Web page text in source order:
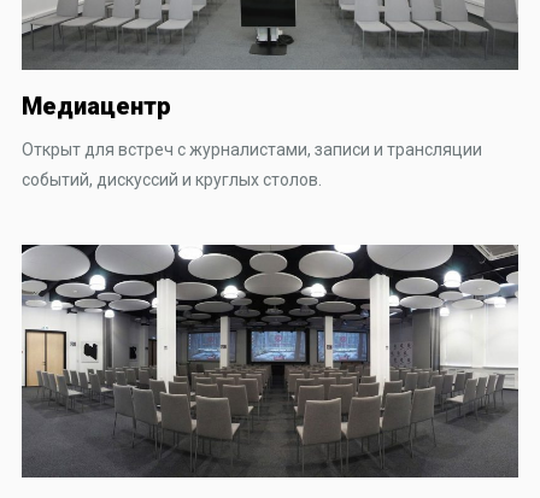
Медиацентр
Открыт для встреч с журналистами, записи и трансляции
событий, дискуссий и круглых столов.